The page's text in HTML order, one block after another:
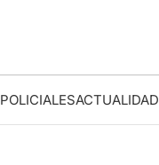
POLICIALESACTUALIDAD